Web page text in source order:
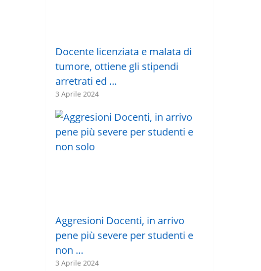
Docente licenziata e malata di
tumore, ottiene gli stipendi
arretrati ed …
3 Aprile 2024
Aggresioni Docenti, in arrivo
pene più severe per studenti e
non …
3 Aprile 2024